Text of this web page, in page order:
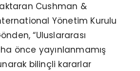
Cushman &
Yönetim Kurulu
“Uluslararası
önce yayınlanmamış
bilinçli kararlar